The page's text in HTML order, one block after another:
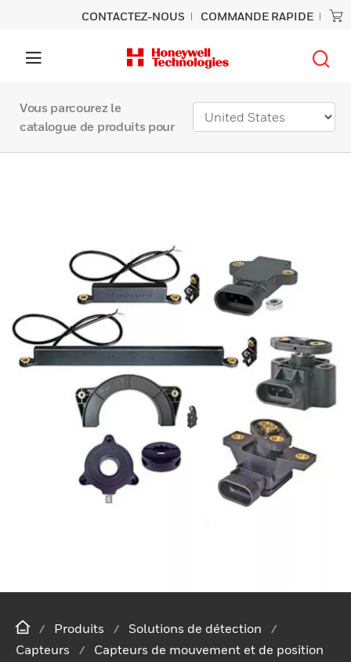
CONTACTEZ-NOUS COMMANDE RAPIDE
Vous parcourez le
catalogue de produits pour
Produits
Solutions de détection
Capteurs
Capteurs de mouvement et de position